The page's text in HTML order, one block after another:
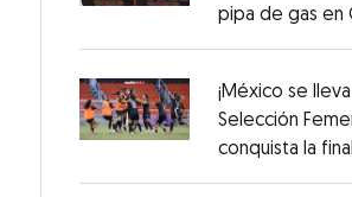
Opens in new window
pipa de gas en
Opens in new window
¡México se
Selección
conquista la